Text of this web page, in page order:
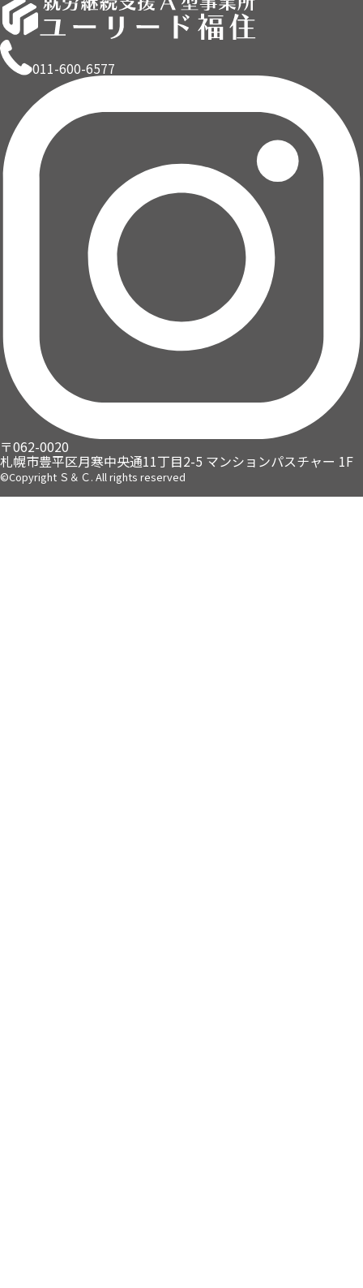
011-600-6577
〒062-0020
札幌市豊平区月寒中央通11丁目2-5 マンションパスチャー 1F
©Copyright Ｓ＆Ｃ. All rights reserved